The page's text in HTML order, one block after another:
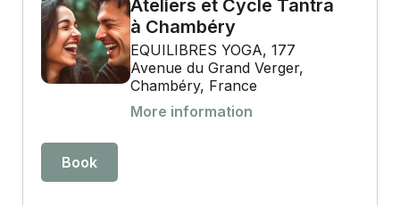
Ateliers et Cycle Tantra
à Chambéry
EQUILIBRES YOGA, 177
Avenue du Grand Verger,
Chambéry, France
More information
Book